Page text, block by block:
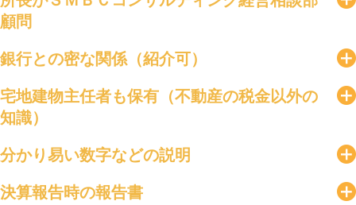
顧問
銀行との密な関係（紹介可）
宅地建物主任者も保有（不動産の税金以外の
知識）
分かり易い数字などの説明
決算報告時の報告書